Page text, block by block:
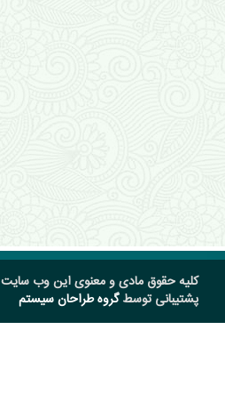
کلیه حقوق مادی و معنوی این وب
پشتیبانی توسطگروه طراحان سیستم